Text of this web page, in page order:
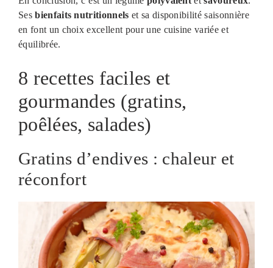
Sesbienfaits nutritionnels et sa disponibilité saisonnière
en font un choix excellent pour une cuisine variée et
équilibrée.
8 recettes faciles et
gourmandes (gratins,
poêlées, salades)
Gratins d’endives : chaleur et
réconfort